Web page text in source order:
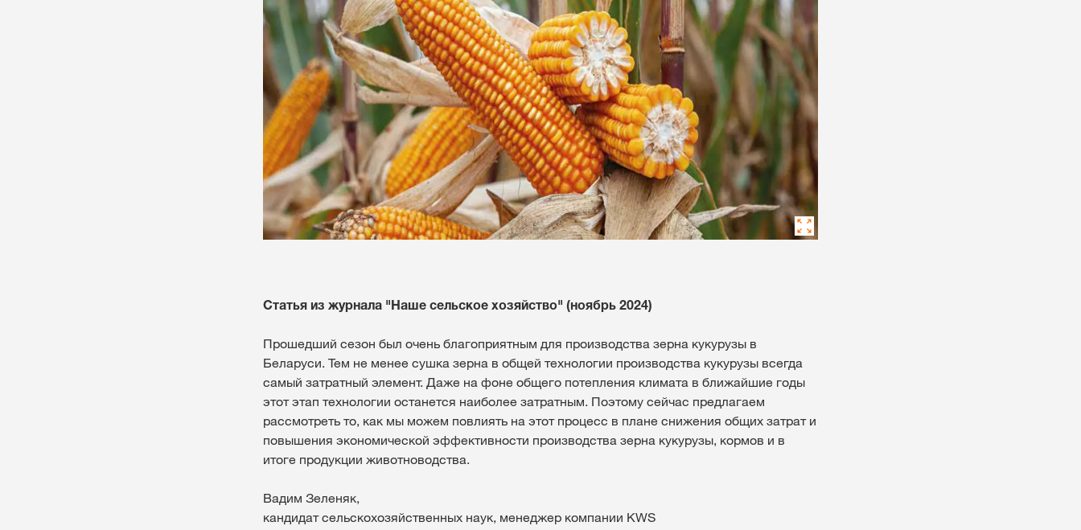
Эксклюзіўны кантэнт
зmyKWS
УВАЙСЦІ Ў СІСТЭМУ
РЭГІСТРАЦЫЯ
Міжнародныя тэмы
групы KWS у
Cтатья из журнала "Наше сельское хозяйство" (ноябрь 2024)
Прошедший сезон был очень благоприятным для производства зерна кукурузы в
Беларуси. Тем не менее сушка зерна в общей технологии производства кукурузы всегда
самый затратный элемент. Даже на фоне общего потепления климата в ближайшие годы
этот этап технологии останется наиболее затратным. Поэтому сейчас предлагаем
рассмотреть то, как мы можем повлиять на этот процесс в плане снижения общих затрат и
повышения экономической эффективности производства зерна кукурузы, кормов и в
итоге продукции животноводства.
Вадим Зеленяк,
кандидат сельскохозяйственных наук, менеджер компании KWS